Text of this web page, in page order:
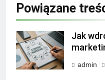
Powiązane
Jak
admin